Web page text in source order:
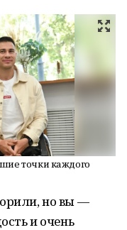
точки каждого
но вы —
и очень